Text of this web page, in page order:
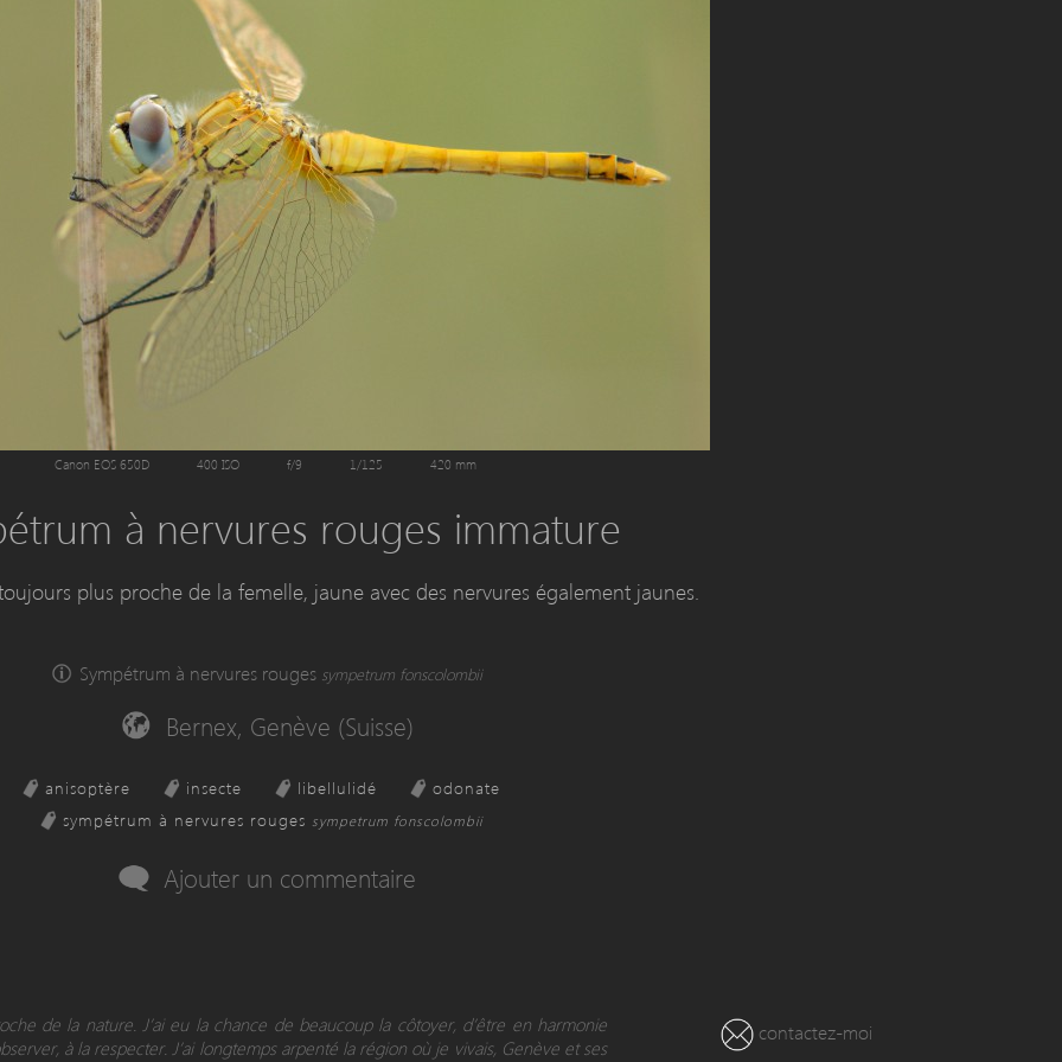
Canon EOS 650D 400 ISO f/9 1/125 420 mm
à nervures rouges immature
plus proche de la femelle, jaune avec des nervures également jaunes.
Sympétrum à nervures rouges sympetrum fonscolombii
Bernex, Genève (Suisse)
anisoptère insecte libellulidé
odonate
sympétrum à nervures rouges sympetrum fonscolombii
Ajouter un commentaire
de la nature. J’ai eu la chance de beaucoup la côtoyer, d’être en harmonie
à la respecter. J’ai longtemps arpenté la région où je vivais, Genève et ses
contactez-moi